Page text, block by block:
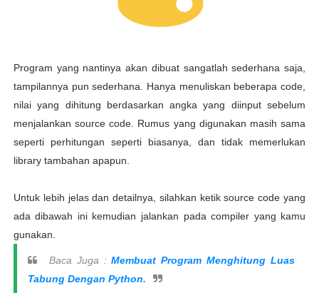
Program yang nantinya akan dibuat sangatlah sederhana saja,
tampilannya pun sederhana. Hanya menuliskan beberapa code,
nilai yang dihitung berdasarkan angka yang diinput sebelum
menjalankan source code. Rumus yang digunakan masih sama
seperti perhitungan seperti biasanya, dan tidak memerlukan
library tambahan apapun.
Untuk lebih jelas dan detailnya, silahkan ketik source code yang
ada dibawah ini kemudian jalankan pada compiler yang kamu
gunakan.
Baca Juga :Membuat Program Menghitung Luas
Tabung Dengan Python.